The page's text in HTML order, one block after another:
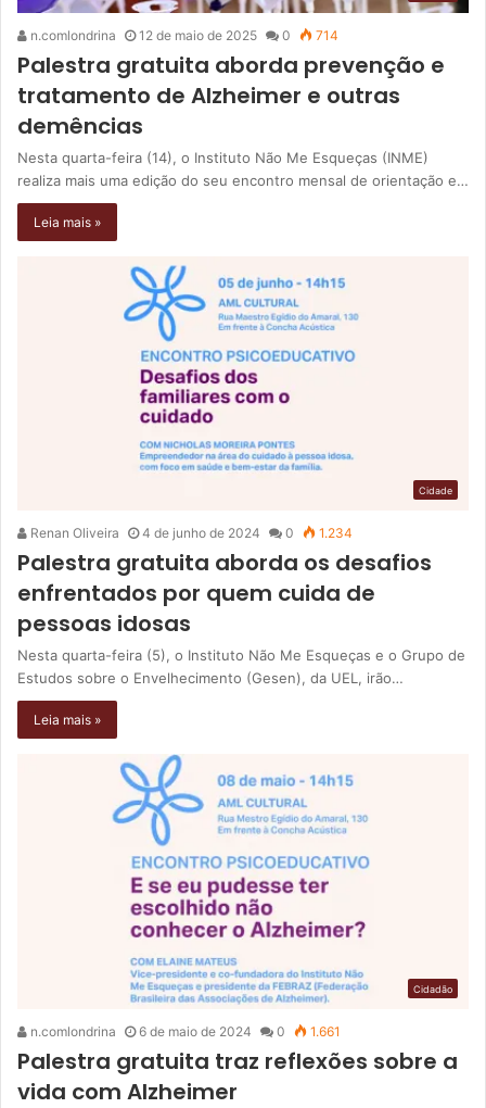
n.comlondrina 12 de maio de 2025 0 714
Palestra gratuita aborda prevenção e
tratamento de Alzheimer e outras
demências
Nesta quarta-feira (14), o Instituto Não Me Esqueças (INME)
realiza mais uma edição do seu encontro mensal de orientação e…
Leia mais »
Cidade
Renan Oliveira 4 de junho de 2024 0 1.234
Palestra gratuita aborda os desafios
enfrentados por quem cuida de
pessoas idosas
Nesta quarta-feira (5), o Instituto Não Me Esqueças e o Grupo de
Estudos sobre o Envelhecimento (Gesen), da UEL, irão…
Leia mais »
Cidadão
n.comlondrina 6 de maio de 2024 0 1.661
Palestra gratuita traz reflexões sobre a
vida com Alzheimer